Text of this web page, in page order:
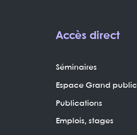
Accès direct
Séminaires
Espace Grand public
Publications
Emplois, stages